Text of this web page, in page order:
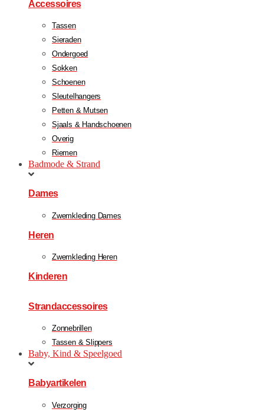
Accessoires
Tassen
Sieraden
Ondergoed
Sokken
Schoenen
Sleutelhangers
Petten & Mutsen
Sjaals & Handschoenen
Overig
Riemen
Badmode & Strand
Dames
Zwemkleding Dames
Heren
Zwemkleding Heren
Kinderen
Strandaccessoires
Zonnebrillen
Tassen & Slippers
Baby, Kind & Speelgoed
Babyartikelen
Verzorging